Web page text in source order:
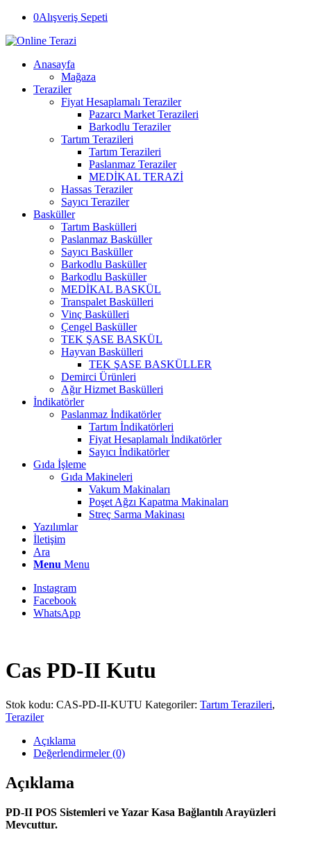
0Alışveriş Sepeti
Anasayfa
Mağaza
Teraziler
Fiyat Hesaplamalı Teraziler
Pazarcı Market Terazileri
Barkodlu Teraziler
Tartım Terazileri
Tartım Terazileri
Paslanmaz Teraziler
MEDİKAL TERAZİ
Hassas Teraziler
Sayıcı Teraziler
Basküller
Tartım Baskülleri
Paslanmaz Basküller
Sayıcı Basküller
Barkodlu Basküller
Barkodlu Basküller
MEDİKAL BASKÜL
Transpalet Baskülleri
Vinç Baskülleri
Çengel Basküller
TEK ŞASE BASKÜL
Hayvan Baskülleri
TEK ŞASE BASKÜLLER
Demirci Ürünleri
Ağır Hizmet Baskülleri
İndikatörler
Paslanmaz İndikatörler
Tartım İndikatörleri
Fiyat Hesaplamalı İndikatörler
Sayıcı İndikatörler
Gıda İşleme
Gıda Makineleri
Vakum Makinaları
Poşet Ağzı Kapatma Makinaları
Streç Sarma Makinası
Yazılımlar
İletişim
Ara
Menu Menu
Instagram
Facebook
WhatsApp
Cas PD-II Kutu
Stok kodu: CAS-PD-II-KUTU Kategoriler: Tartım Terazileri,
Teraziler
Açıklama
Değerlendirmeler (0)
Açıklama
PD-II POS Sistemleri ve Yazar Kasa Bağlantılı Arayüzleri
Mevcuttur.